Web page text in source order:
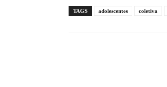
TAGS adolescentes coletiva